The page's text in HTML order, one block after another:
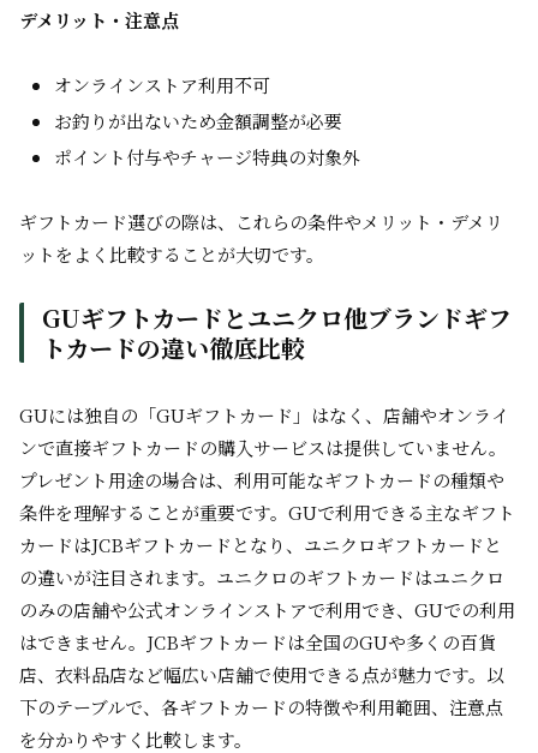
デメリット・注意点
オンラインストア利用不可
お釣りが出ないため金額調整が必要
ポイント付与やチャージ特典の対象外
ギフトカード選びの際は、これらの条件やメリット・デメリ
ットをよく比較することが大切です。
GUギフトカードとユニクロ他ブランドギフ
トカードの違い徹底比較
GUには独自の「GUギフトカード」はなく、店舗やオンライ
ンで直接ギフトカードの購入サービスは提供していません。
プレゼント用途の場合は、利用可能なギフトカードの種類や
条件を理解することが重要です。GUで利用できる主なギフト
カードはJCBギフトカードとなり、ユニクロギフトカードと
の違いが注目されます。ユニクロのギフトカードはユニクロ
のみの店舗や公式オンラインストアで利用でき、GUでの利用
はできません。JCBギフトカードは全国のGUや多くの百貨
店、衣料品店など幅広い店舗で使用できる点が魅力です。以
下のテーブルで、各ギフトカードの特徴や利用範囲、注意点
を分かりやすく比較します。